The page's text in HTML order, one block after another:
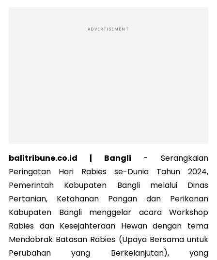
ADVERTISEMENT
balitribune.co.id | Bangli - Serangkaian
Peringatan Hari Rabies se-Dunia Tahun 2024,
Pemerintah Kabupaten Bangli melalui Dinas
Pertanian, Ketahanan Pangan dan Perikanan
Kabupaten Bangli menggelar acara Workshop
Rabies dan Kesejahteraan Hewan dengan tema
Mendobrak Batasan Rabies (Upaya Bersama untuk
Perubahan yang Berkelanjutan), yang